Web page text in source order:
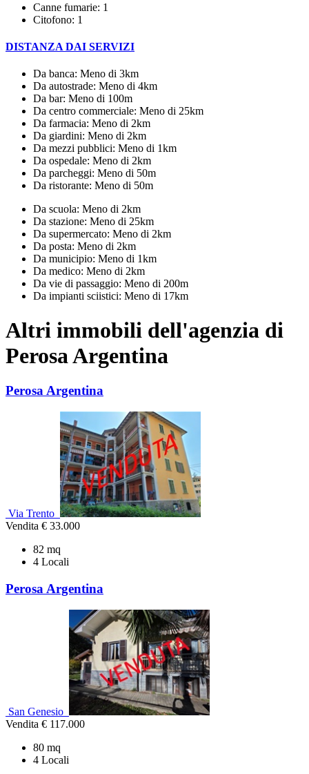
Canne fumarie: 1
Citofono: 1
DISTANZA DAI SERVIZI
Da banca: Meno di 3km
Da autostrade: Meno di 4km
Da bar: Meno di 100m
Da centro commerciale: Meno di 25km
Da farmacia: Meno di 2km
Da giardini: Meno di 2km
Da mezzi pubblici: Meno di 1km
Da ospedale: Meno di 2km
Da parcheggi: Meno di 50m
Da ristorante: Meno di 50m
Da scuola: Meno di 2km
Da stazione: Meno di 25km
Da supermercato: Meno di 2km
Da posta: Meno di 2km
Da municipio: Meno di 1km
Da medico: Meno di 2km
Da vie di passaggio: Meno di 200m
Da impianti sciistici: Meno di 17km
Altri immobili dell'agenzia di
Perosa Argentina
Perosa Argentina
Via Trento
Vendita € 33.000
82 mq
4 Locali
Perosa Argentina
San Genesio
Vendita € 117.000
80 mq
4 Locali